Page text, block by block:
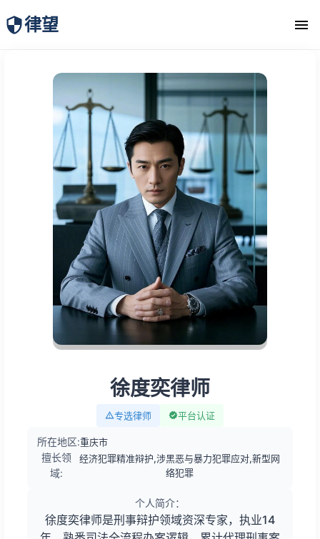
律望
律师团队
徐度奕律师
专选律师 平台认证
所在地区:重庆市
擅长领
域:
经济犯罪精准辩护,涉黑恶与暴力犯罪应对,新型网
络犯罪
个人简介：
徐度奕律师是刑事辩护领域资深专家，执业14